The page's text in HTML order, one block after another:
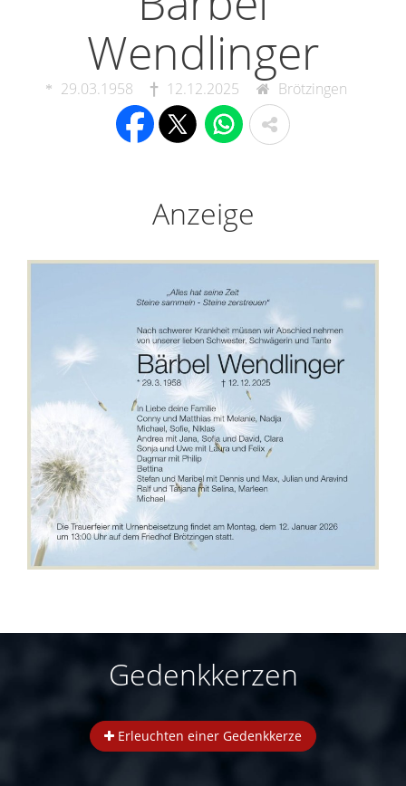
Wendlinger
29.03.1958 12.12.2025 Brötzingen
Anzeige
Gedenkkerzen
Erleuchten einer Gedenkkerze